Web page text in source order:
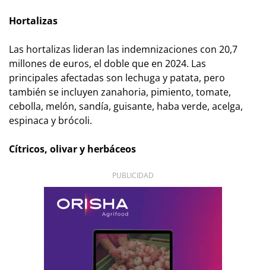
Hortalizas
Las hortalizas lideran las indemnizaciones con 20,7
millones de euros, el doble que en 2024. Las
principales afectadas son lechuga y patata, pero
también se incluyen zanahoria, pimiento, tomate,
cebolla, melón, sandía, guisante, haba verde, acelga,
espinaca y brócoli.
Cítricos, olivar y herbáceos
PUBLICIDAD